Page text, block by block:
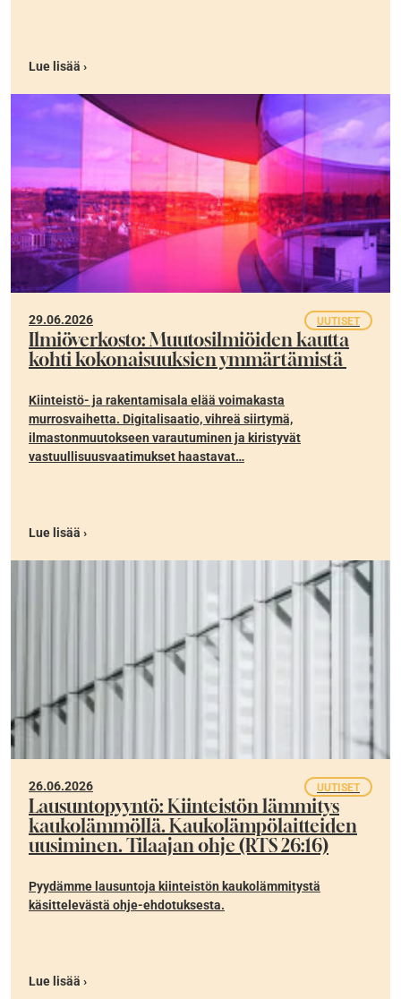
Lue lisää ›
29.06.2026 UUTISET
Ilmiöverkosto: Muutosilmiöiden kautta
kohti kokonaisuuksien ymmärtämistä
Kiinteistö- ja rakentamisala elää voimakasta
murrosvaihetta. Digitalisaatio, vihreä siirtymä,
ilmastonmuutokseen varautuminen ja kiristyvät
vastuullisuusvaatimukset haastavat…
Lue lisää ›
26.06.2026 UUTISET
Lausuntopyyntö: Kiinteistön lämmitys
kaukolämmöllä. Kaukolämpölaitteiden
uusiminen. Tilaajan ohje (RTS 26:16)
Pyydämme lausuntoja kiinteistön kaukolämmitystä
käsittelevästä ohje-ehdotuksesta.
Lue lisää ›